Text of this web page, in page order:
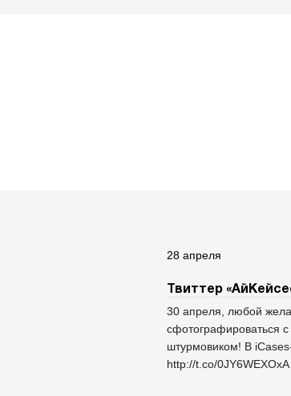
28 апреля
30 апреля, любой
сфотографироваться
штурмовиком! В
http://t.co/0JY6WEXOxA